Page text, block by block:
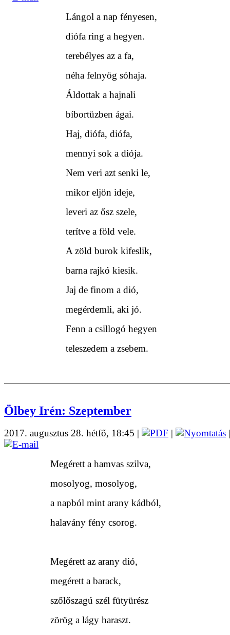
Lángol a nap fényesen,
diófa ring a hegyen.
terebélyes az a fa,
néha felnyög sóhaja.
Áldottak a hajnali
bíbortüzben ágai.
Haj, diófa, diófa,
mennyi sok a diója.
Nem veri azt senki le,
mikor eljön ideje,
leveri az ősz szele,
terítve a föld vele.
A zöld burok kifeslik,
barna rajkó kiesik.
Jaj de finom a dió,
megérdemli, aki jó.
Fenn a csillogó hegyen
teleszedem a zsebem.
Ölbey Irén: Szeptember
2017. augusztus 28. hétfő, 18:45 | | |
Megérett a hamvas szilva,
mosolyog, mosolyog,
a napból mint arany kádból,
halavány fény csorog.
Megérett az arany dió,
megérett a barack,
szőlőszagú szél fütyürész
zörög a lágy haraszt.